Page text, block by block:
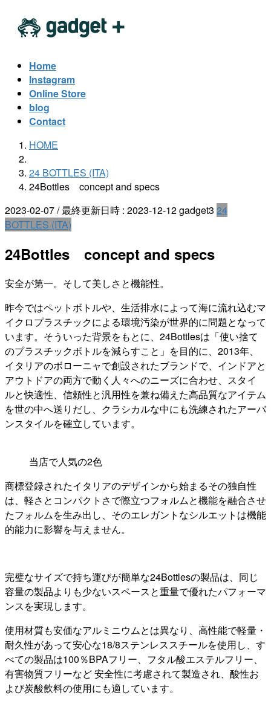
Home
Instagram
Online Store
blog
Contact
HOME
24 BOTTLES (ITA)
24Bottles concept and specs
2023-02-07/ 最終更新日時 : 2023-12-12gadget3 24
BOTTLES (ITA)
24Bottles concept and specs
安全が第一。そして美しさと機能性。
昨今ではペットボトルや、生活排水によって海に流れ込むマ
イクロプラスチックによる環境汚染が世界的に問題となって
います。そういった背景をもとに、24Bottlesは「使い捨て
のプラスチックボトルを減らすこと」を目的に、2013年、
イタリアのボローニャで創設されたブランドで、インドアと
アウトドアの両方で動く人々へのニーズに合わせ、スタイ
ルと快適性、信頼性と汎用性を兼ね備えた高品質なアイテム
を世の中へ送りだし、クラシカルな中にも洗練されたアーバ
ンスタイルを確立しています。
当店で人気の2色
商標登録されたイタリアのデザインから始まるその独自性
は、軽さとコンパクトさで際立つフォルムと機能を融合させ
たフォルムを生み出し、そのエレガントなシルエットは機能
的能力に影響を与えません。
完璧なサイズで持ち運びが簡単な24Bottlesの製品は、同じ
容量の製品よりも少ないスペースと重量で優れたパフォーマ
ンスを実現します。
使用材質も安価なアルミニウムとは異なり、高性能で軽量・
耐久性があって安心な18/8ステンレススチールを使用し、す
べての製品は100％BPAフリー、フタル酸エステルフリー、
有害物質フリーなど 安全性に考慮されて製造され、酸性お
よび炭酸飲料の使用にも適しています。